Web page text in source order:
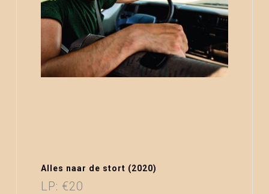
Alles naar de stort (2020)
LP: €20